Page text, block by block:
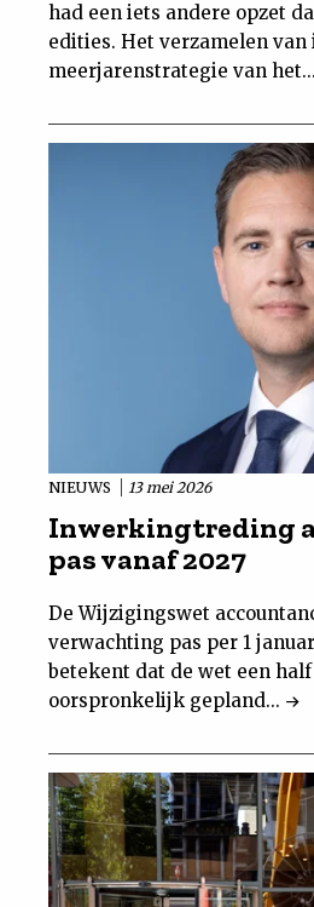
had een iets andere opzet
edities. Het verzamelen van
meerjarenstrategie van het...
NIEUWS 13 mei 2026
Inwerkingtreding
pas vanaf 2027
De Wijzigingswet
verwachting pas per 1
betekent dat de wet een
oorspronkelijk gepland...